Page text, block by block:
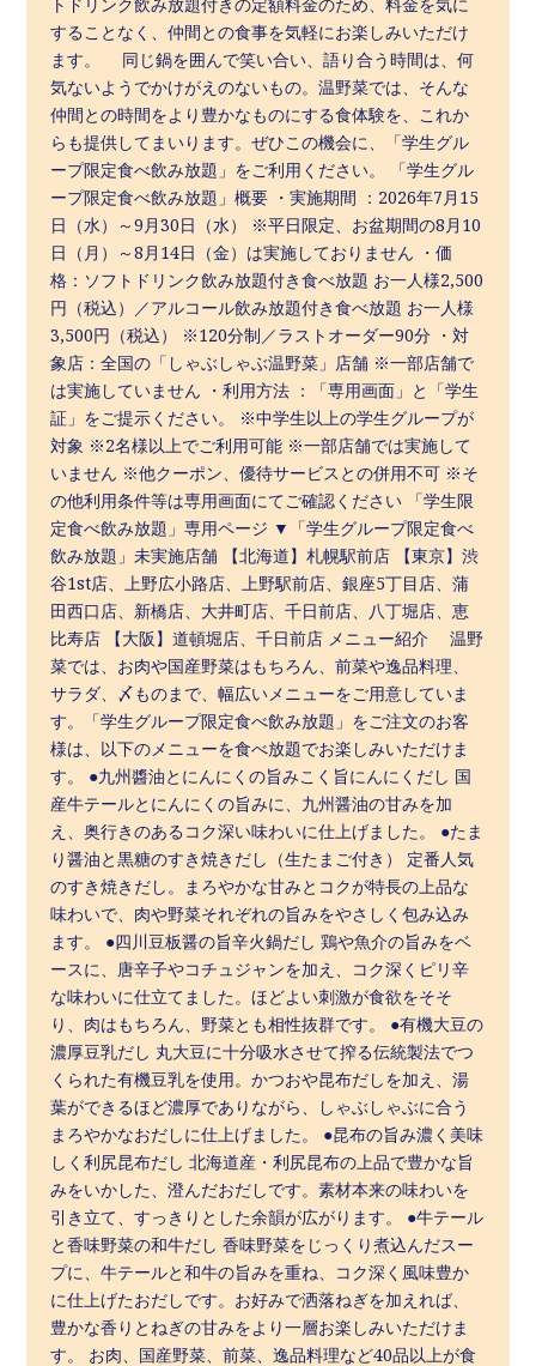
することなく、仲間との食事を気軽にお楽しみいただけ
ます。 同じ鍋を囲んで笑い合い、語り合う時間は、何
気ないようでかけがえのないもの。温野菜では、そんな
仲間との時間をより豊かなものにする食体験を、これか
らも提供してまいります。ぜひこの機会に、「学生グル
ープ限定食べ飲み放題」をご利用ください。 「学生グル
ープ限定食べ飲み放題」概要 ・実施期間 ：2026年7月15
日（水）～9月30日（水） ※平日限定、お盆期間の8月10
日（月）～8月14日（金）は実施しておりません ・価
格：ソフトドリンク飲み放題付き食べ放題 お一人様2,500
円（税込）／アルコール飲み放題付き食べ放題 お一人様
3,500円（税込） ※120分制／ラストオーダー90分 ・対
象店：全国の「しゃぶしゃぶ温野菜」店舗 ※一部店舗で
は実施していません ・利用方法 ：「専用画面」と「学生
証」をご提示ください。 ※中学生以上の学生グループが
対象 ※2名様以上でご利用可能 ※一部店舗では実施して
いません ※他クーポン、優待サービスとの併用不可 ※そ
の他利用条件等は専用画面にてご確認ください 「学生限
定食べ飲み放題」専用ページ ▼「学生グループ限定食べ
飲み放題」未実施店舗 【北海道】札幌駅前店 【東京】渋
谷1st店、上野広小路店、上野駅前店、銀座5丁目店、蒲
田西口店、新橋店、大井町店、千日前店、八丁堀店、恵
比寿店 【大阪】道頓堀店、千日前店 メニュー紹介 温野
菜では、お肉や国産野菜はもちろん、前菜や逸品料理、
サラダ、〆ものまで、幅広いメニューをご用意していま
す。「学生グループ限定食べ飲み放題」をご注文のお客
様は、以下のメニューを食べ放題でお楽しみいただけま
す。 ●九州醬油とにんにくの旨みこく旨にんにくだし 国
産牛テールとにんにくの旨みに、九州醤油の甘みを加
え、奥行きのあるコク深い味わいに仕上げました。 ●たま
り醤油と黒糖のすき焼きだし（生たまご付き） 定番人気
のすき焼きだし。まろやかな甘みとコクが特長の上品な
味わいで、肉や野菜それぞれの旨みをやさしく包み込み
ます。 ●四川豆板醤の旨辛火鍋だし 鶏や魚介の旨みをベ
ースに、唐辛子やコチュジャンを加え、コク深くピリ辛
な味わいに仕立てました。ほどよい刺激が食欲をそそ
り、肉はもちろん、野菜とも相性抜群です。 ●有機大豆の
濃厚豆乳だし 丸大豆に十分吸水させて搾る伝統製法でつ
くられた有機豆乳を使用。かつおや昆布だしを加え、湯
葉ができるほど濃厚でありながら、しゃぶしゃぶに合う
まろやかなおだしに仕上げました。 ●昆布の旨み濃く美味
しく利尻昆布だし 北海道産・利尻昆布の上品で豊かな旨
みをいかした、澄んだおだしです。素材本来の味わいを
引き立て、すっきりとした余韻が広がります。 ●牛テール
と香味野菜の和牛だし 香味野菜をじっくり煮込んだスー
プに、牛テールと和牛の旨みを重ね、コク深く風味豊か
に仕上げたおだしです。お好みで洒落ねぎを加えれば、
豊かな香りとねぎの甘みをより一層お楽しみいただけま
す。 お肉、国産野菜、前菜、逸品料理など40品以上が食